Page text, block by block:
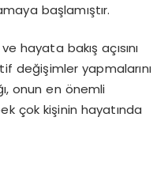
başlamıştır.
hayata bakış açısını
değişimler yapmalarını
onun en önemli
çok kişinin hayatında